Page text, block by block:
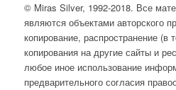
© Miras Silver, 1992-2018. Все
являются объектами авторского
копирование, распространение (в
копирования на другие сайты и
любое иное использование
предварительного согласия